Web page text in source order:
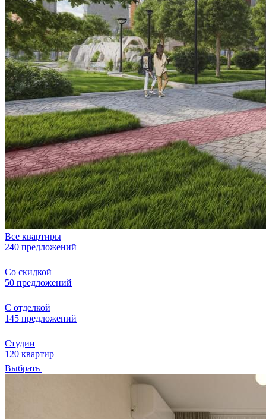
Все квартиры
240 предложений
Со скидкой
50 предложений
С отделкой
145 предложений
Студии
120 квартир
Выбрать